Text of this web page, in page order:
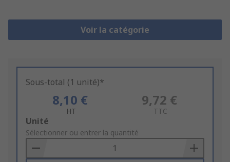
Voir la catégorie
Sous-total (1 unité)*
8,10 €
HT
9,72 €
TTC
Add
to
Basket
Unité
Sélectionner ou entrer la quantité